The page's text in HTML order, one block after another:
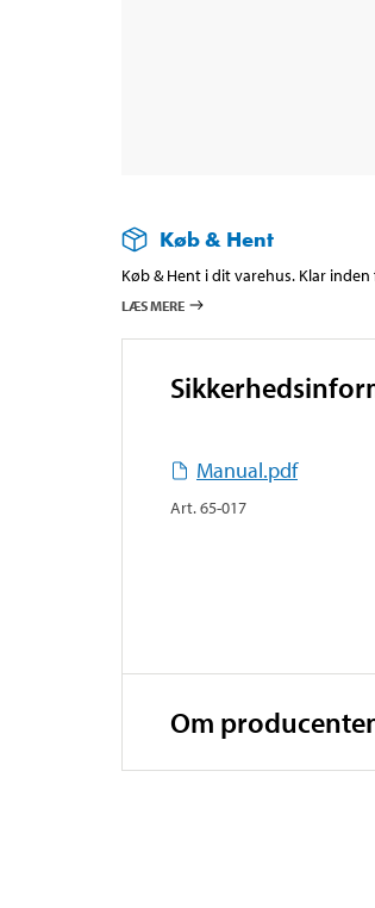
Køb & Hent
Køb & Hent i dit varehus. Klar
LÆS MERE
Manual.pdf
Art.65-017
Om